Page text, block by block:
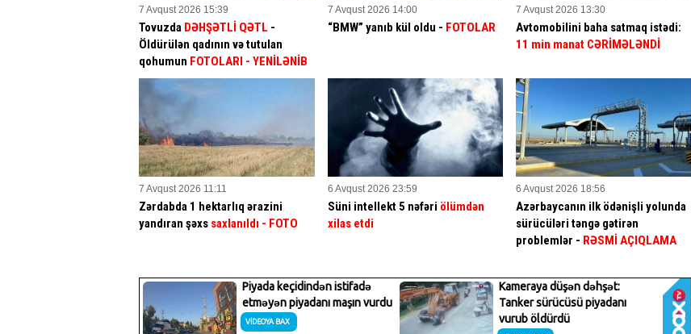
7 Avqust 2026 15:39
Tovuzda DƏHŞƏTLİ QƏTL -
Öldürülən qadının və tutulan
qohumun FOTOLARI - YENİLƏNİB
7 Avqust 2026 14:00
“BMW” yanıb kül oldu - FOTOLAR
7 Avqust 2026 13:30
Avtomobilini baha satmaq istədi:
11 min manat CƏRİMƏLƏNDİ
7 Avqust 2026 11:11
Zərdabda 1 hektarlıq ərazini
yandıran şəxs saxlanıldı - FOTO
6 Avqust 2026 23:59
Süni intellekt 5 nəfəri ölümdən
xilas etdi
6 Avqust 2026 18:56
Azərbaycanın ilk ödənişli yolunda
sürücüləri təngə gətirən
problemlər - RƏSMİ AÇIQLAMA